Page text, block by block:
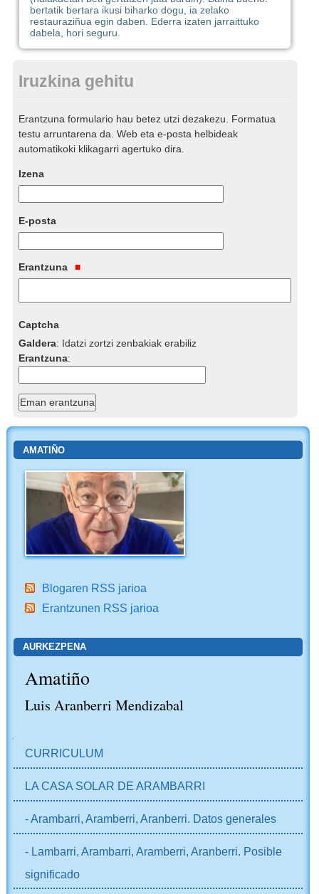
bertatik bertara ikusi biharko dogu, ia zelako
restauraziñua egin daben. Ederra izaten jarraittuko
dabela, hori seguru.
Iruzkina gehitu
Erantzuna formulario hau betez utzi dezakezu. Formatua
testu arruntarena da. Web eta e-posta helbideak
automatikoki klikagarri agertuko dira.
Izena
E-posta
Erantzuna
Captcha
Galdera: Idatzi zortzi zenbakiak erabiliz
Erantzuna:
AMATIÑO
Blogaren RSS jarioa
Erantzunen RSS jarioa
AURKEZPENA
Amatiño
Luis Aranberri Mendizabal
CURRICULUM
LA CASA SOLAR DE ARAMBARRI
- Arambarri, Aramberri, Aranberri. Datos generales
- Lambarri, Arambarri, Aramberri, Aranberri. Posible
significado